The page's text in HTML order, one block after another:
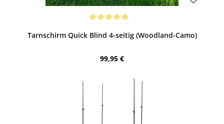
Tarnschirm Quick Blind 4-seitig (Woodland-Camo)
Regulärer Preis:
99,95 €